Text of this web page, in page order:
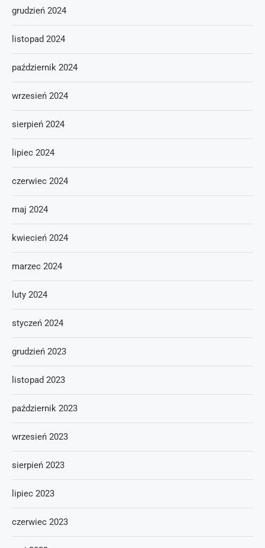
grudzień 2024
listopad 2024
październik 2024
wrzesień 2024
sierpień 2024
lipiec 2024
czerwiec 2024
maj 2024
kwiecień 2024
marzec 2024
luty 2024
styczeń 2024
grudzień 2023
listopad 2023
październik 2023
wrzesień 2023
sierpień 2023
lipiec 2023
czerwiec 2023